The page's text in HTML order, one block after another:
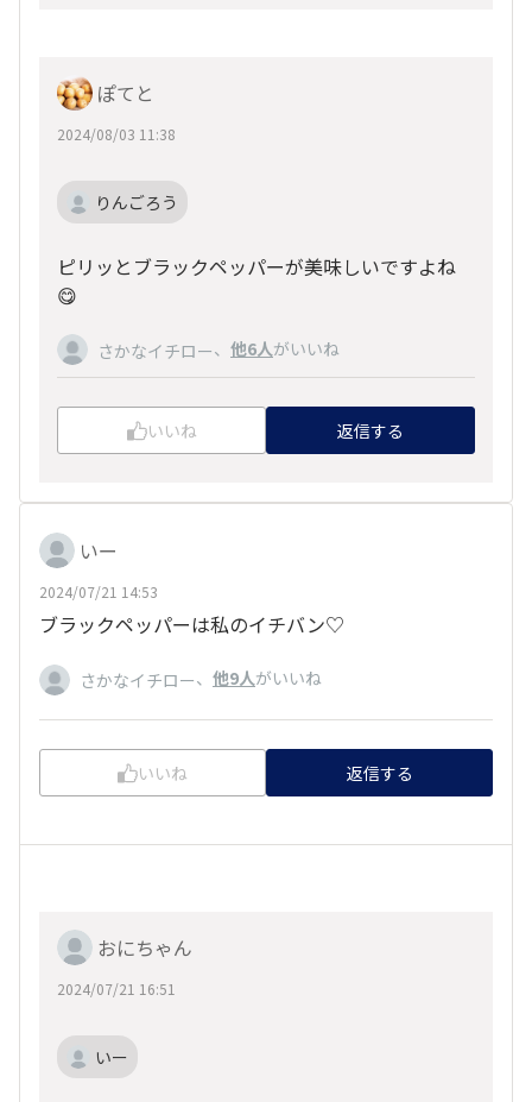
ぽてと
2024/08/03 11:38
りんごろう
ピリッとブラックペッパーが美味しいですよね
😋
さかなイチロー、 他6人がいいね
いいね 返信する
いー
2024/07/21 14:53
ブラックペッパーは私のイチバン♡
さかなイチロー、 他9人がいいね
いいね 返信する
おにちゃん
2024/07/21 16:51
いー